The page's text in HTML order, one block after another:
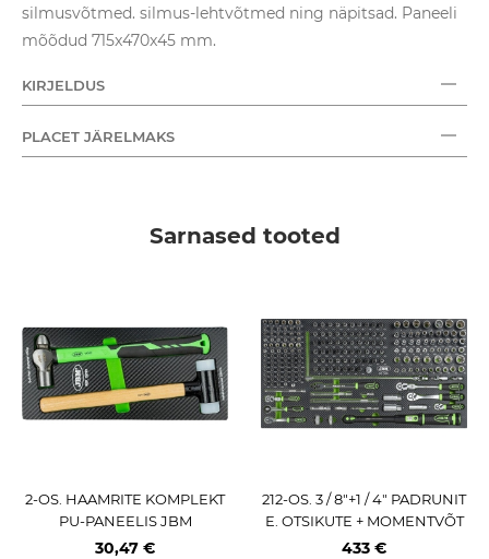
silmusvõtmed. silmus-lehtvõtmed ning näpitsad. Paneeli
mõõdud 715x470x45 mm.
KIRJELDUS
PLACET JÄRELMAKS
Sarnased tooted
2-OS. HAAMRITE KOMPLEKT
PU-PANEELIS JBM
30,47 €
212-OS. 3 / 8"+1 / 4" PADRUNIT
E. OTSIKUTE + MOMENTVÕT
ME KOMPLEKT JBM
433 €